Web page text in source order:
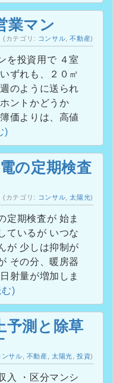
業マン
(カテゴリ: コンサル ,不動産)
資用で ４室
)
の定期検査
(カテゴリ: コンサル ,太陽光)
検査が 始ま
るが いつな
制が
)
予測と除草
ンサル 不動産 太陽光 ,投資)
ンシ